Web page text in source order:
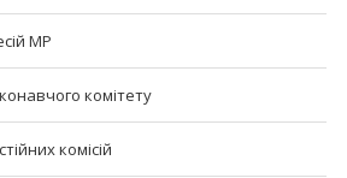
МР
комітету
комісій